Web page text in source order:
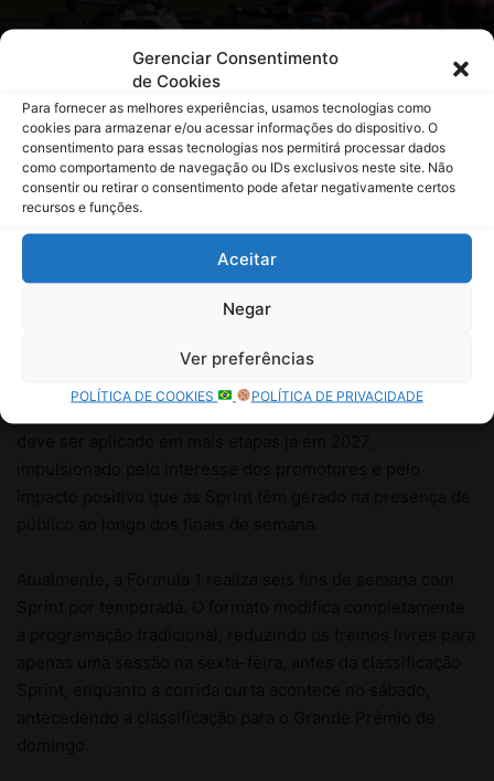
Gerenciar Consentimento
de Cookies
Para fornecer as melhores experiências, usamos tecnologias como
cookies para armazenar e/ou acessar informações do dispositivo. O
consentimento para essas tecnologias nos permitirá processar dados
como comportamento de navegação ou IDs exclusivos neste site. Não
consentir ou retirar o consentimento pode afetar negativamente certos
recursos e funções.
Aceitar
Negar
Ver preferências
POLÍTICA DE COOKIES POLÍTICA DE PRIVACIDADE